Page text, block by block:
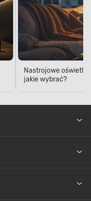
Nastrojowe
jakie wybrać?